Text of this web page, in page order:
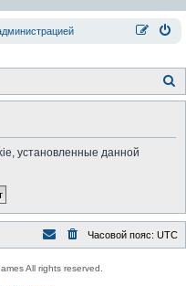
о
установленные данной
Часовой пояс: UTC
All rights reserved.